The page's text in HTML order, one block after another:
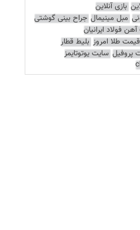
بازی آنلاین
مبل مینیمال جراح بینی گوشتی
فولاد ایرانیان
قیمت طلا امروز بلیط قطار
پروفیل سایت یوتوتایمز